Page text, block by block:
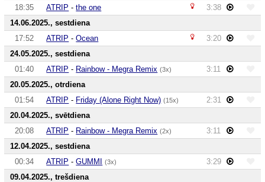
18:35
ATRIP -the one
3:38
14.06.2025., sestdiena
17:52
ATRIP -Ocean
3:20
24.05.2025., sestdiena
01:40
ATRIP - Rainbow - Megra Remix (3x)
3:11
20.05.2025., otrdiena
01:54
ATRIP - Friday (Alone Right Now) (15x)
2:31
20.04.2025., svētdiena
20:08
ATRIP - Rainbow - Megra Remix (2x)
3:11
12.04.2025., sestdiena
00:34
ATRIP -GUMMI (3x)
3:29
09.04.2025., trešdiena